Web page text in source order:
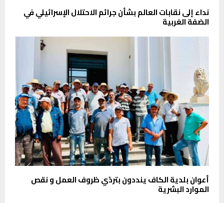
نداء إلى نقابات العالم بشأن جرائم الاحتلال الإسرائيلي في
الضفة الغربية
أعوان بلدية الكاف ينددون بتردّي ظروف العمل و نقص
الموارد البشرية